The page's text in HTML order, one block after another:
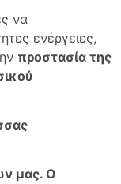
να
ενέργειες,
προστασία της
μας. Ο